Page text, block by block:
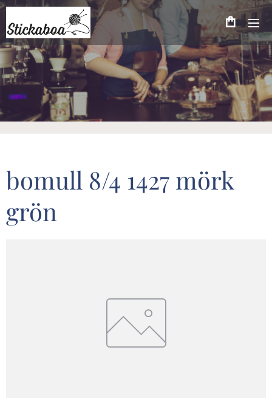
bomull 8/4 1427 mörk
grön